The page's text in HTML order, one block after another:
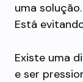
uma solução.
Está
Existe uma
e ser